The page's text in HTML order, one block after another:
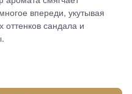
впереди, укутывая
оттенков сандала и